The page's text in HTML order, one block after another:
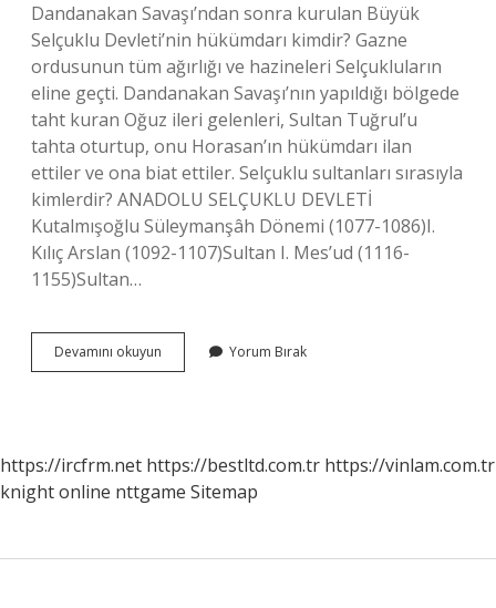
Dandanakan Savaşı’ndan sonra kurulan Büyük
Selçuklu Devleti’nin hükümdarı kimdir? Gazne
ordusunun tüm ağırlığı ve hazineleri Selçukluların
eline geçti. Dandanakan Savaşı’nın yapıldığı bölgede
taht kuran Oğuz ileri gelenleri, Sultan Tuğrul’u
tahta oturtup, onu Horasan’ın hükümdarı ilan
ettiler ve ona biat ettiler. Selçuklu sultanları sırasıyla
kimlerdir? ANADOLU SELÇUKLU DEVLETİ
Kutalmışoğlu Süleymanşâh Dönemi (1077-1086)I.
Kılıç Arslan (1092-1107)Sultan I. Mes’ud (1116-
1155)Sultan…
Devamını okuyun
Bey
Kim
Olmuştur
Yorum Bırak
https://ircfrm.net https://bestltd.com.tr https://vinlam.com.tr
knight online nttgame Sitemap